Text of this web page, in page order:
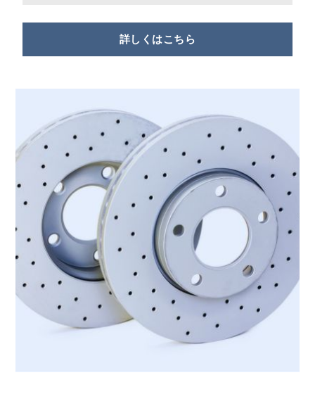
詳しくはこちら